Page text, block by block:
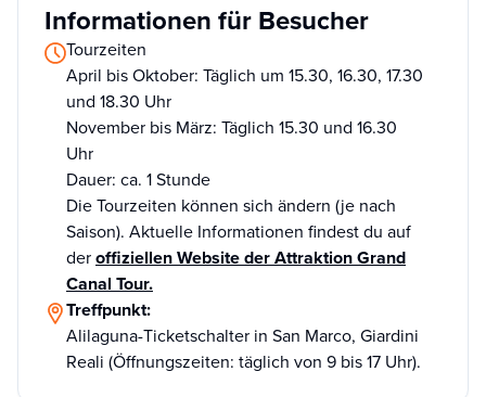
Informationen für Besucher
Tourzeiten
April bis Oktober: Täglich um 15.30, 16.30, 17.30
und 18.30 Uhr
November bis März: Täglich 15.30 und 16.30
Uhr
Dauer: ca. 1 Stunde
Die Tourzeiten können sich ändern (je nach
Saison). Aktuelle Informationen findest du auf
deroffiziellen Website der Attraktion Grand
Canal Tour.
Treffpunkt:
Alilaguna-Ticketschalter in San Marco, Giardini
Reali (Öffnungszeiten: täglich von 9 bis 17 Uhr).